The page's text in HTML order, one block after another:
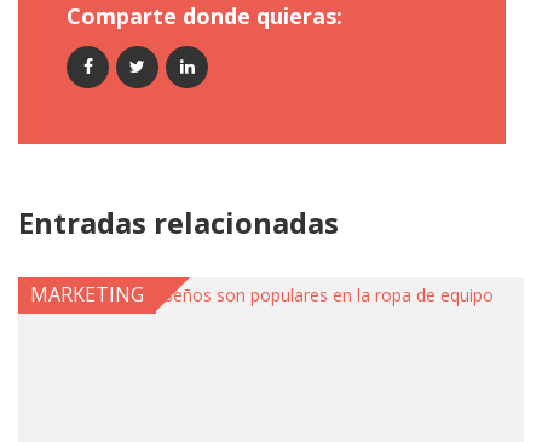
Comparte donde quieras:
Entradas relacionadas
MARKETING